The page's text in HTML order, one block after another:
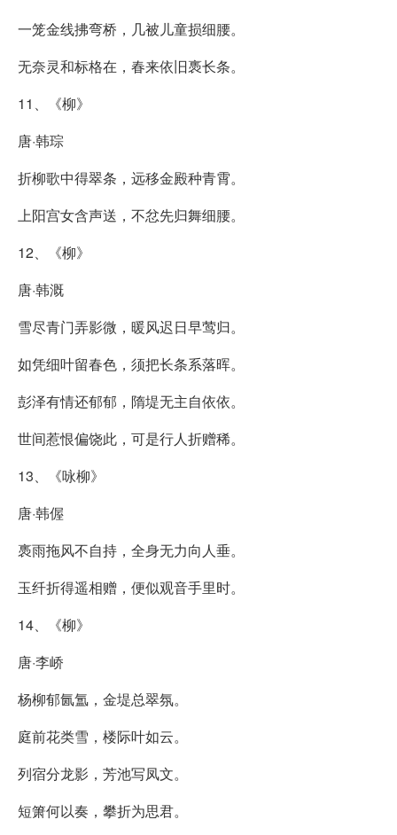
一笼金线拂弯桥，几被儿童损细腰。
无奈灵和标格在，春来依旧褭长条。
11、《柳》
唐·韩琮
折柳歌中得翠条，远移金殿种青霄。
上阳宫女含声送，不忿先归舞细腰。
12、《柳》
唐·韩溉
雪尽青门弄影微，暖风迟日早莺归。
如凭细叶留春色，须把长条系落晖。
彭泽有情还郁郁，隋堤无主自依依。
世间惹恨偏饶此，可是行人折赠稀。
13、《咏柳》
唐·韩偓
褭雨拖风不自持，全身无力向人垂。
玉纤折得遥相赠，便似观音手里时。
14、《柳》
唐·李峤
杨柳郁氤氲，金堤总翠氛。
庭前花类雪，楼际叶如云。
列宿分龙影，芳池写凤文。
短箫何以奏，攀折为思君。